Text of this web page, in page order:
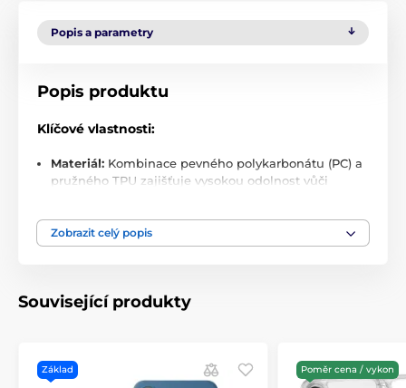
Popis a parametry
Popis produktu
Klíčové vlastnosti:
Materiál: Kombinace pevného polykarbonátu (PC) a
pružného TPU zajišťuje vysokou odolnost vůči
MagSafe kompatibilita:Integrovaný magnetický
kroužek s neodymovými magnety pro silné a přesné
zbytečného zvětšení objemu nebo hmotnosti
minimalizují přenos nárazů a chrání tělo telefonu
před mechanickým poškozením.
Zobrazit celý popis
Související produkty
Základ Poměr cena / vykon